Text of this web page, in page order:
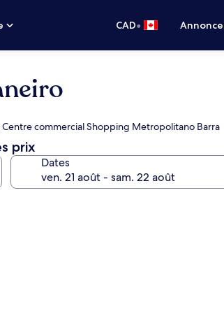
CAD•
commercial Shopping Metropolitano Barra
prix
Dates